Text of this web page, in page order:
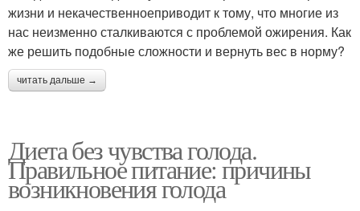
жизни и некачественноеприводит к тому, что многие из
нас неизменно сталкиваются с проблемой ожирения. Как
же решить подобные сложности и вернуть вес в норму?
читать дальше →
Диета без чувства голода.
Правильное питание: причины
возникновения голода